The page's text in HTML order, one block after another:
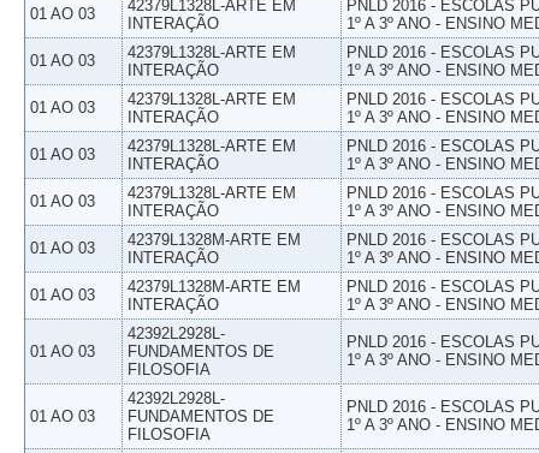
01 AO 03
42379L1328L-ARTE EM
INTERAÇÃO
PNLD 2016 - ESCOLAS
1º A 3º ANO - ENSINO
01 AO 03
42379L1328L-ARTE EM
INTERAÇÃO
PNLD 2016 - ESCOLAS
1º A 3º ANO - ENSINO
01 AO 03
42379L1328L-ARTE EM
INTERAÇÃO
PNLD 2016 - ESCOLAS
1º A 3º ANO - ENSINO
01 AO 03
42379L1328L-ARTE EM
INTERAÇÃO
PNLD 2016 - ESCOLAS
1º A 3º ANO - ENSINO
01 AO 03
42379L1328L-ARTE EM
INTERAÇÃO
PNLD 2016 - ESCOLAS
1º A 3º ANO - ENSINO
01 AO 03
42379L1328M-ARTE EM
INTERAÇÃO
PNLD 2016 - ESCOLAS
1º A 3º ANO - ENSINO
01 AO 03
42379L1328M-ARTE EM
INTERAÇÃO
PNLD 2016 - ESCOLAS
1º A 3º ANO - ENSINO
01 AO 03
42392L2928L-
FUNDAMENTOS DE
FILOSOFIA
PNLD 2016 - ESCOLAS
1º A 3º ANO - ENSINO
01 AO 03
42392L2928L-
FUNDAMENTOS DE
FILOSOFIA
PNLD 2016 - ESCOLAS
1º A 3º ANO - ENSINO